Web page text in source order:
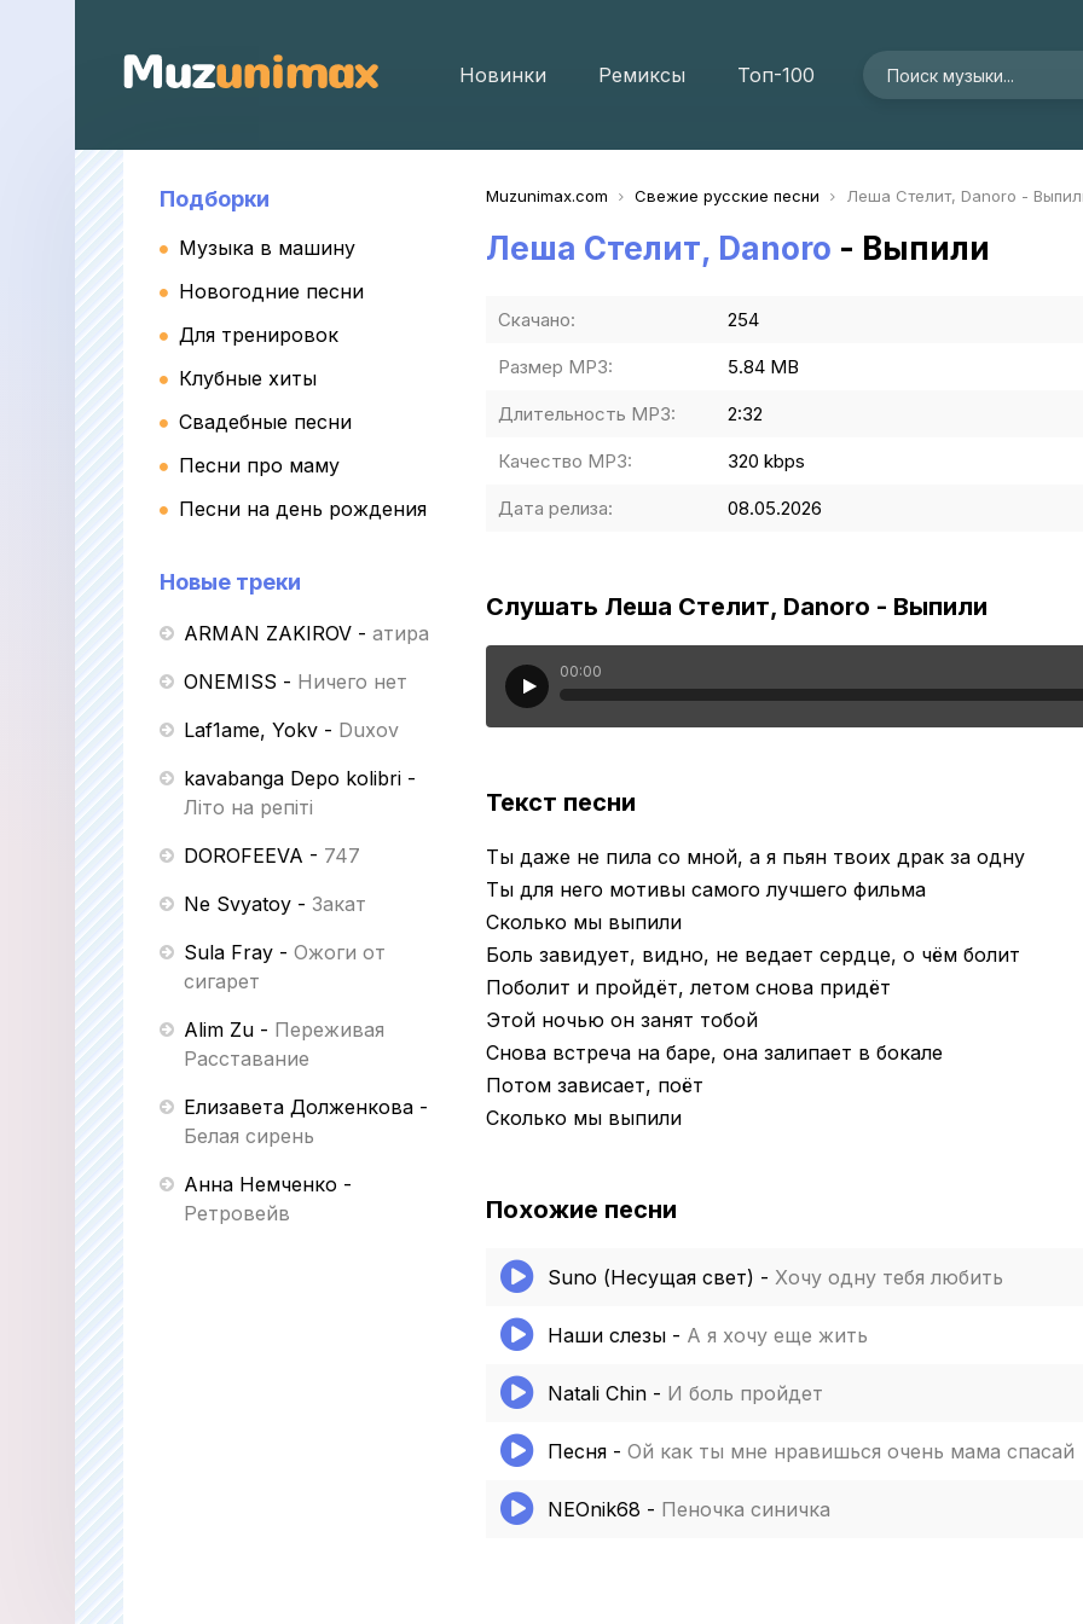
Новинки Ремиксы Топ-100
Подборки
Музыка в машину
Новогодние песни
Для тренировок
Клубные хиты
Свадебные песни
Песни про маму
Песни на день рождения
Новые треки
ARMAN ZAKIROV - Қатира
ONEMISS - Ничего нет
Laf1ame, Yokv - Duxov
kavabanga Depo kolibri -
Літо на репіті
DOROFEEVA - 747
Ne Svyatoy - Закат
Sula Fray - Ожоги от
сигарет
Alim Zu - Переживая
Расставание
Елизавета Долженкова -
Белая сирень
Анна Немченко -
Ретровейв
Muzunimax.com Свежие русские песни Леша Стелит, Danoro -
Леша Стелит, Danoro - Выпили
Скачано: 254
Размер MP3: 5.84 MB
Длительность MP3: 2:32
Качество MP3: 320 kbps
Дата релиза: 08.05.2026
Слушать Леша Стелит, Danoro - Выпили
00:00
Текст песни
Ты даже не пила со мной, а я пьян твоих драк за одну
Ты для него мотивы самого лучшего фильма
Сколько мы выпили
Боль завидует, видно, не ведает сердце, о чём болит
Поболит и пройдёт, летом снова придёт
Этой ночью он занят тобой
Снова встреча на баре, она залипает в бокале
Потом зависает, поёт
Сколько мы выпили
Похожие песни
Suno (Несущая свет) - Хочу одну тебя любить
Наши слезы - А я хочу еще жить
Natali Chin - И боль пройдет
Песня - Ой как ты мне нравишься очень мама спасай
NEOnik68 - Пеночка синичка